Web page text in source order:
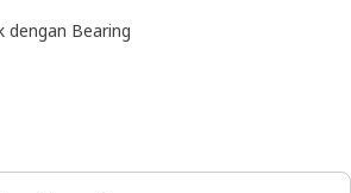
dengan Bearing